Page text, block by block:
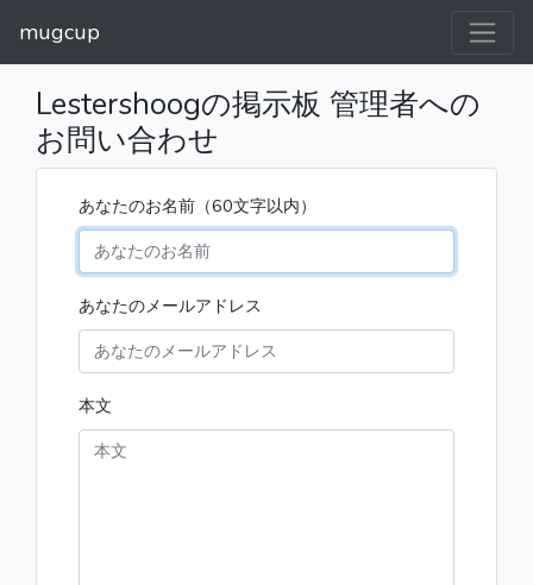
mugcup
Lestershoogの掲示板 管理者への
お問い合わせ
あなたのお名前（60文字以内）
あなたのメールアドレス
本文